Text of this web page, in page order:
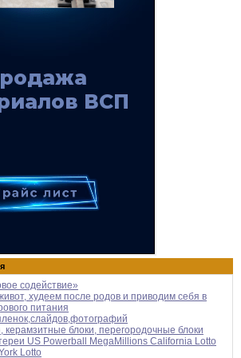
содействие»
худеем после родов и приводим себя в
питания
керамзитные блоки, перегородочные блоки
US Powerball MegaMillions California Lotto
Lotto